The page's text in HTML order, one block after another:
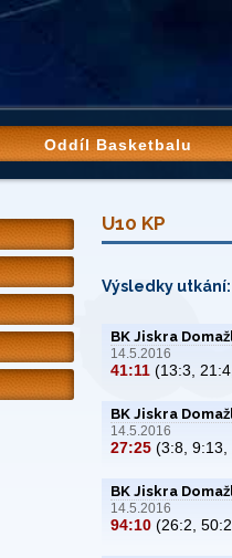
Oddíl Basketbalu
U10 KP
Výsledky utkání:
BK Jiskra
14.5.2016
41:11 (13:3,
BK Jiskra
14.5.2016
27:25 (3:8, 9:13,
BK Jiskra
14.5.2016
94:10 (26:2,